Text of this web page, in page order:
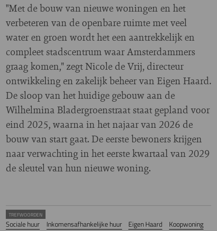
"Met de bouw van nieuwe woningen en het
verbeteren van de openbare ruimte met veel
water en groen wordt het een aantrekkelijk en
compleet stadscentrum waar Amsterdammers
graag komen," zegt Nicole de Vrij, directeur
ontwikkeling en zakelijk beheer van Eigen Haard.
De sloop van het huidige gebouw aan de
Wilhelmina Bladergroenstraat staat gepland voor
eind 2025, waarna in het najaar van 2026 de
bouw van start gaat. De eerste bewoners krijgen
naar verwachting in het eerste kwartaal van 2029
de sleutel van hun nieuwe woning.
TREFWOORDEN
Sociale huur Inkomensafhankelijke huur Eigen Haard
Koopwoning